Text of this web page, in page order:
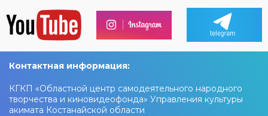
Контактная информация:
КГКП «Областной центр самодеятельного народного
творчества и киновидеофонда» Управления культуры
акимата Костанайской области